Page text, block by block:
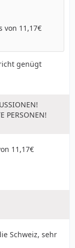
von 11,17€
genügt
PERSONEN!
11,17€
Schweiz, sehr